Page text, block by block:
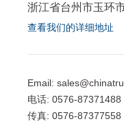
浙江省台州市玉环
查看我们的详细地址
Email:
电话: 0576-87371488
传真: 0576-87377558